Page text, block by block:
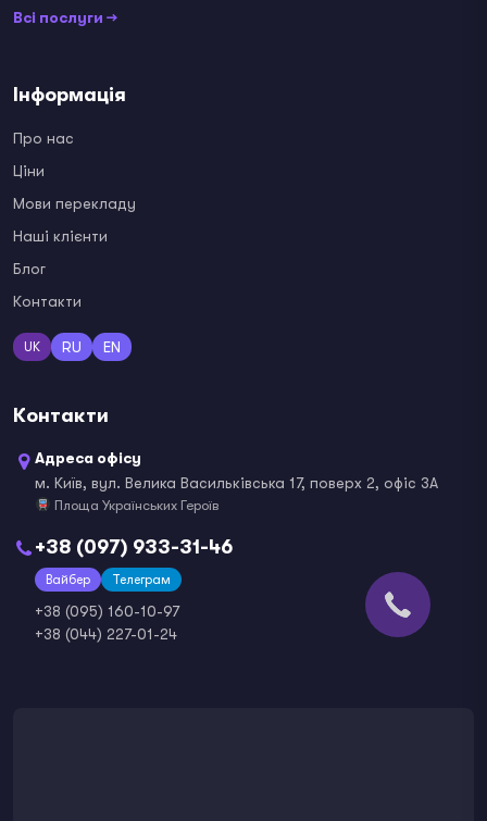
Всі послуги →
Інформація
Про нас
Ціни
Мови перекладу
Наші клієнти
Блог
Контакти
UK RU EN
Контакти
Адреса офісу
м. Київ, вул. Велика Васильківська 17, поверх 2, офіс 3А
Площа Українських Героїв
+38 (097) 933-31-46
Вайбер Телеграм
+38 (095) 160-10-97
+38 (044) 227-01-24